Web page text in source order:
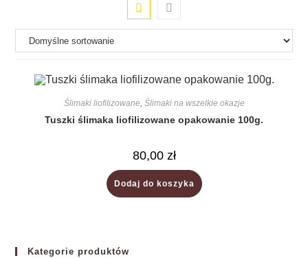
Ślimaki liofilizowane Ślimaki na wszelkie okazje
Tuszki ślimaka liofilizowane opakowanie 100g.
80,00 zł
Dodaj do koszyka
Kategorie produktów